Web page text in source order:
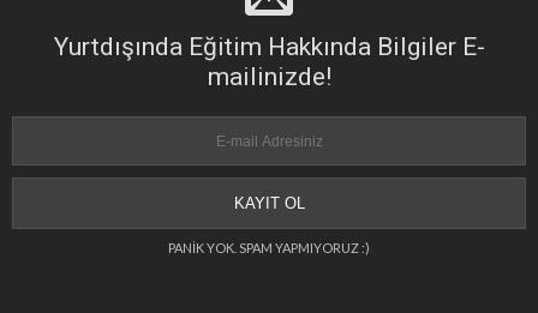
Yurtdışında Eğitim Hakkında Bilgiler E-
mailinizde!
PANİK YOK. SPAM YAPMIYORUZ :)